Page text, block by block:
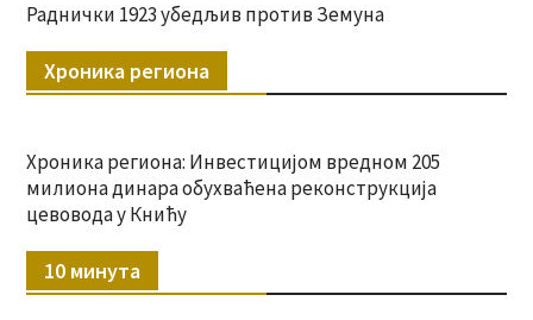
Раднички 1923 убедљив против Земуна
Хроника региона
Хроника региона: Инвестицијом вредном 205
милиона динара обухваћена реконструкција
цевовода у Книћу
10 минута